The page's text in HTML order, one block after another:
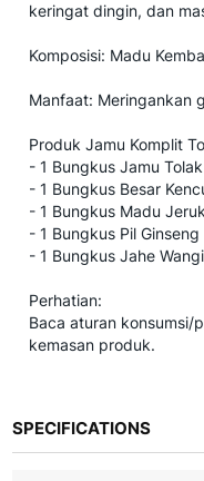
keringat dingin, dan
Komposisi: Madu
Manfaat: Meringankan
Produk Jamu Komplit
- 1 Bungkus Jamu
- 1 Bungkus Besar
- 1 Bungkus Madu
- 1 Bungkus Pil Ginseng
- 1 Bungkus Jahe Wangi
Perhatian:
Baca aturan konsumsi/
kemasan produk.
SPECIFICATIONS